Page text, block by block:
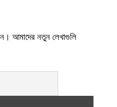
আমাদের নতুন লেখাগুলি